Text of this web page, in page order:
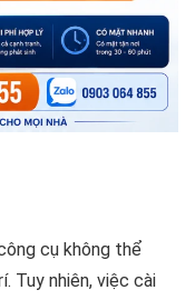
cụ không thể
Tuy nhiên, việc cài